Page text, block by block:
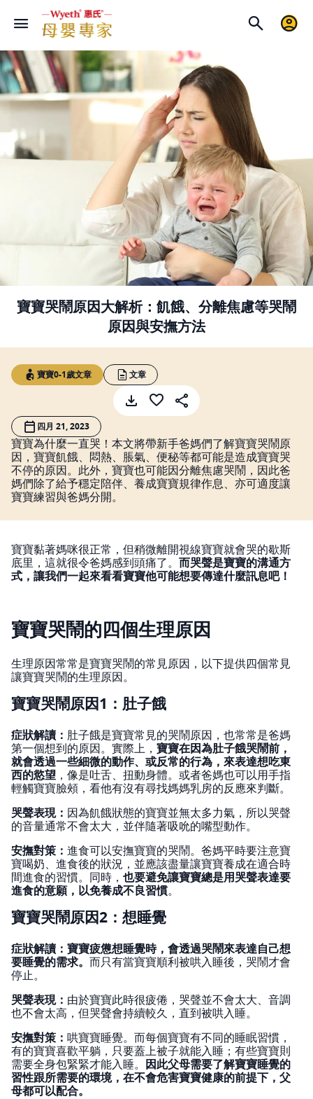
寶寶哭鬧原因大解析：飢餓、分離焦慮等哭鬧
原因與安撫方法
寶寶0-1歲文章 文章
四月 21, 2023
寶寶為什麼一直哭！本文將帶新手爸媽們了解寶寶哭鬧原
因，寶寶飢餓、悶熱、脹氣、便秘等都可能是造成寶寶哭
不停的原因。此外，寶寶也可能因分離焦慮哭鬧，因此爸
媽們除了給予穩定陪伴、養成寶寶規律作息、亦可適度讓
寶寶練習與爸媽分開。
寶寶黏著媽咪很正常，但稍微離開視線寶寶就會哭的歇斯
底里，這就很令爸媽感到頭痛了。 而哭聲是寶寶的溝通方
式，讓我們一起來看看寶寶他可能想要傳達什麼訊息吧！
寶寶哭鬧的四個生理原因
生理原因常常是寶寶哭鬧的常見原因，以下提供四個常見
讓寶寶哭鬧的生理原因。
寶寶哭鬧原因1：肚子餓
症狀解讀： 肚子餓是寶寶常見的哭鬧原因，也常常是爸媽
第一個想到的原因。實際上， 寶寶在因為肚子餓哭鬧前，
就會透過一些細微的動作、或反常的行為，來表達想吃東
西的慾望 ，像是吐舌、扭動身體。或者爸媽也可以用手指
輕觸寶寶臉頰，看他有沒有尋找媽媽乳房的反應來判斷。
哭聲表現： 因為飢餓狀態的寶寶並無太多力氣，所以哭聲
的音量通常不會太大，並伴隨著吸吮的嘴型動作。
安撫對策： 進食可以安撫寶寶的哭鬧。爸媽平時要注意寶
寶喝奶、進食後的狀況，並應該盡量讓寶寶養成在適合時
間進食的習慣。同時， 也要避免讓寶寶總是用哭聲表達要
進食的意願，以免養成不良習慣。
寶寶哭鬧原因2：想睡覺
症狀解讀：寶寶疲憊想睡覺時，會透過哭鬧來表達自己想
要睡覺的需求。 而只有當寶寶順利被哄入睡後，哭鬧才會
停止。
哭聲表現： 由於寶寶此時很疲倦，哭聲並不會太大、音調
也不會太高，但哭聲會持續較久，直到被哄入睡。
安撫對策： 哄寶寶睡覺。而每個寶寶有不同的睡眠習慣，
有的寶寶喜歡平躺，只要蓋上被子就能入睡；有些寶寶則
需要全身包緊緊才能入睡。 因此父母需要了解寶寶睡覺的
習性跟所需要的環境，在不會危害寶寶健康的前提下，父
母都可以配合。